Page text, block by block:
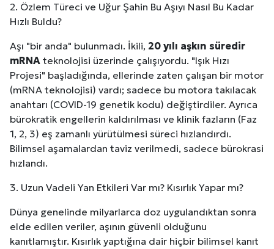
2. Özlem Türeci ve Uğur Şahin Bu Aşıyı Nasıl Bu Kadar
Hızlı Buldu?
Aşı "bir anda" bulunmadı. İkili, 20 yılı aşkın süredir
mRNA teknolojisi üzerinde çalışıyordu. "Işık Hızı
Projesi" başladığında, ellerinde zaten çalışan bir motor
(mRNA teknolojisi) vardı; sadece bu motora takılacak
anahtarı (COVID-19 genetik kodu) değiştirdiler. Ayrıca
bürokratik engellerin kaldırılması ve klinik fazların (Faz
1, 2, 3) eş zamanlı yürütülmesi süreci hızlandırdı.
Bilimsel aşamalardan taviz verilmedi, sadece bürokrasi
hızlandı.
3. Uzun Vadeli Yan Etkileri Var mı? Kısırlık Yapar mı?
Dünya genelinde milyarlarca doz uygulandıktan sonra
elde edilen veriler, aşının güvenli olduğunu
kanıtlamıştır. Kısırlık yaptığına dair hiçbir bilimsel kanıt